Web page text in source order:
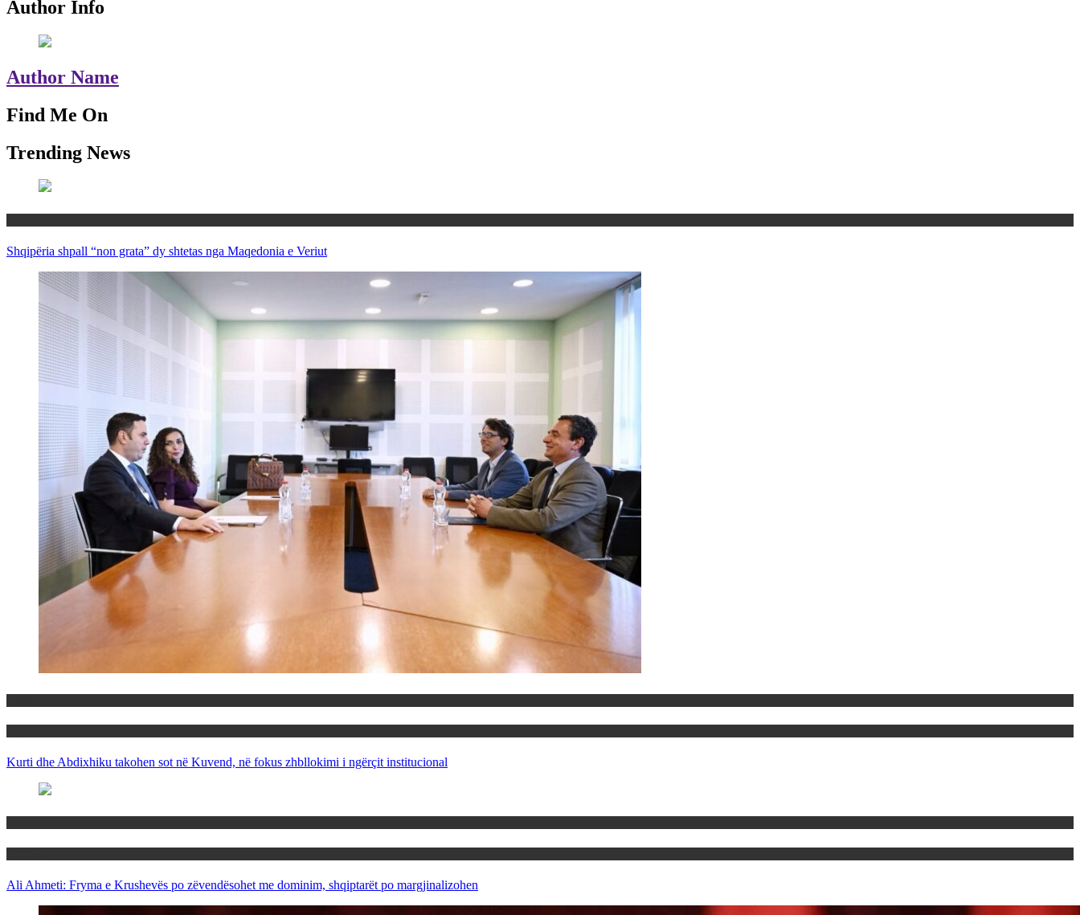
Author Info
Author Name
Find Me On
Trending News
Shqipëria shpall “non grata” dy shtetas nga Maqedonia e Veriut
Kurti dhe Abdixhiku takohen sot në Kuvend, në fokus zhbllokimi i ngërçit institucional
Ali Ahmeti: Fryma e Krushevës po zëvendësohet me dominim, shqiptarët po margjinalizohen